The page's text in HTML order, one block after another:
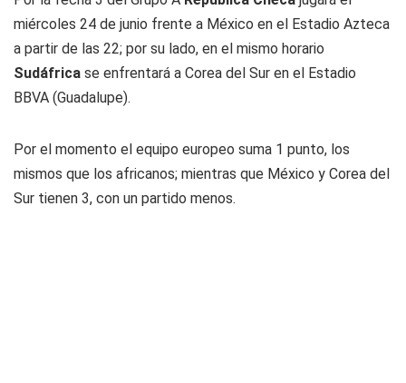
miércoles 24 de junio frente a México en el Estadio Azteca
a partir de las 22; por su lado, en el mismo horario
Sudáfrica se enfrentará a Corea del Sur en el Estadio
BBVA (Guadalupe).
Por el momento el equipo europeo suma 1 punto, los
mismos que los africanos; mientras que México y Corea del
Sur tienen 3, con un partido menos.